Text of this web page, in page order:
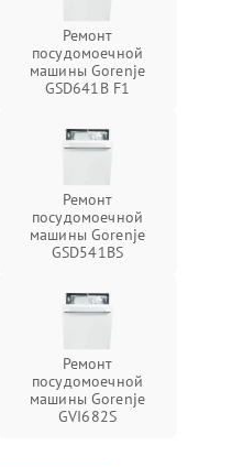
Ремонт
посудомоечной
машины Gorenje
GSD641B F1
Ремонт
посудомоечной
машины Gorenje
GSD541BS
Ремонт
посудомоечной
машины Gorenje
GVI682S